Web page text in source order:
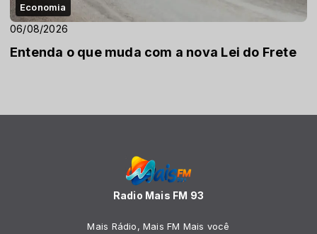
Economia
06/08/2026
Entenda o que muda com a nova Lei do Frete
Radio Mais FM 93
Mais Rádio, Mais FM Mais você